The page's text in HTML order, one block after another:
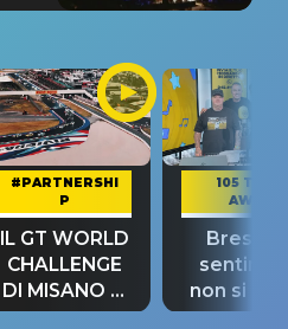
#PARTNERSHI
P
IL GT WORLD
CHALLENGE
DI MISANO si
riconferma
105 TAKE
AWAY
Bresh:
non si
fino alla